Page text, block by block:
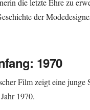
der
1970
Film zeigt eine junge
1970.